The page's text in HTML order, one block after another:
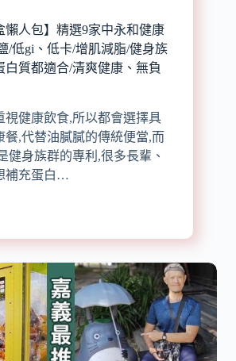
懶人包】精選9家中永和健康
/低gi、低卡/增肌減脂/健身族
白質都適合/清爽健康、無負
視健康飲食,所以都會選擇具
餐,代替油膩膩的傳統便當,而
健身族群的專利,很多長輩、
補充蛋白…